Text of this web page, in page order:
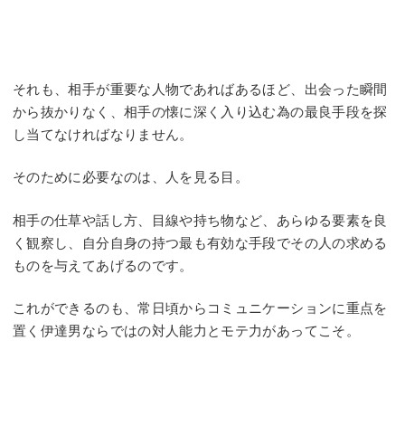
それも、相手が重要な人物であればあるほど、出会った瞬間
から抜かりなく、相手の懐に深く入り込む為の最良手段を探
し当てなければなりません。
そのために必要なのは、人を見る目。
相手の仕草や話し方、目線や持ち物など、あらゆる要素を良
く観察し、自分自身の持つ最も有効な手段でその人の求める
ものを与えてあげるのです。
これができるのも、常日頃からコミュニケーションに重点を
置く伊達男ならではの対人能力とモテ力があってこそ。